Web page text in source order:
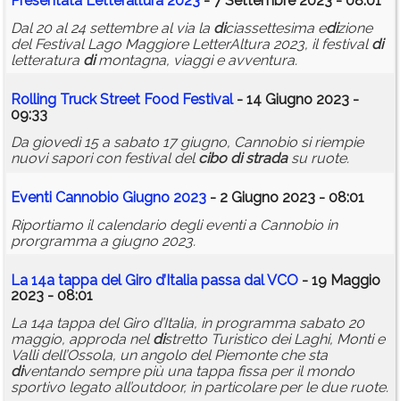
Dal 20 al 24 settembre al via la diciassettesima edizione
del Festival Lago Maggiore LetterAltura 2023, il festivaldi
letteratura dimontagna, viaggi e avventura.
Rolling Truck Street Food Festival- 14 Giugno 2023 -
09:33
Da giovedì 15 a sabato 17 giugno, Cannobio si riempie
nuovi sapori con festival delcibo di stradasu ruote.
Eventi Cannobio Giugno 2023 - 2 Giugno 2023 - 08:01
Riportiamo il calendario degli eventi a Cannobio in
prorgramma a giugno 2023.
La 14a tappa del Giro d’Italia passa dal VCO - 19 Maggio
2023 - 08:01
La 14a tappa del Giro d’Italia, in programma sabato 20
maggio, approda neldistretto Turistico dei Laghi, Monti e
Valli dell’Ossola, un angolo del Piemonte che sta
diventando sempre più una tappa fissa per il mondo
sportivo legato all’outdoor, in particolare per le due ruote.